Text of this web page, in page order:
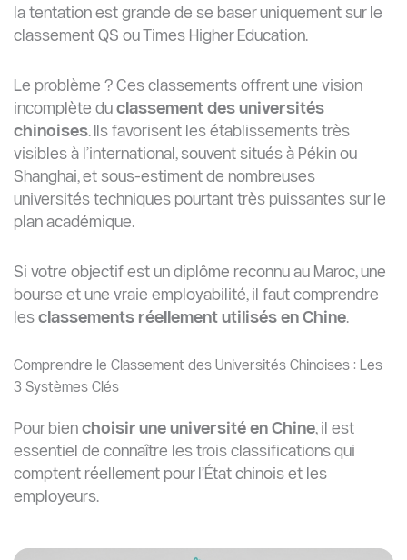
la tentation est grande de se baser uniquement sur le
classement QS ou Times Higher Education.
Le problème ? Ces classements offrent une vision
incomplète du classement des universités
chinoises . Ils favorisent les établissements très
visibles à l’international, souvent situés à Pékin ou
Shanghai, et sous-estiment de nombreuses
universités techniques pourtant très puissantes sur le
plan académique.
Si votre objectif est un diplôme reconnu au Maroc, une
bourse et une vraie employabilité, il faut comprendre
les classements réellement utilisés en Chine
Comprendre le Classement des Universités Chinoises : Les
3 Systèmes Clés
Pour bien choisir une université en Chine, il est
essentiel de connaître les trois classifications qui
comptent réellement pour l’État chinois et les
employeurs.